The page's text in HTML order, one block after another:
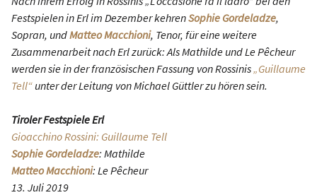
Festspielen in Erl im Dezember kehrenSophie Gordeladze,
Sopran, undMatteo Macchioni, Tenor, für eine weitere
Zusammenarbeit nach Erl zurück: Als Mathilde und Le Pêcheur
werden sie in der französischen Fassung von Rossinis„Guillaume
Tell“ unter der Leitung von Michael Güttler zu hören sein.
Tiroler Festspiele Erl
Gioacchino Rossini: Guillaume Tell
Sophie Gordeladze: Mathilde
Matteo Macchioni: Le Pêcheur
13. Juli 2019